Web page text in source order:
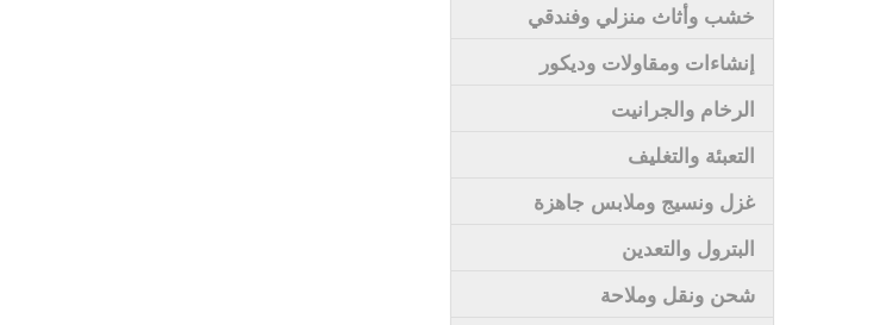
خشب وأثاث منزلي وفندقي
إنشاءات ومقاولات وديكور
الرخام والجرانيت
التعبئة والتغليف
غزل ونسيج وملابس جاهزة
البترول والتعدين
شحن ونقل وملاحة